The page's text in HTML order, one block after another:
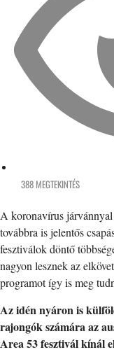
388 MEGTEKINTÉS
A koronavírus járvánnyal
továbbra is jelentős
fesztiválok döntő
nagyon lesznek az
programot így is meg
Az idén nyáron is
rajongók számára az
Area 53 fesztivál kínál